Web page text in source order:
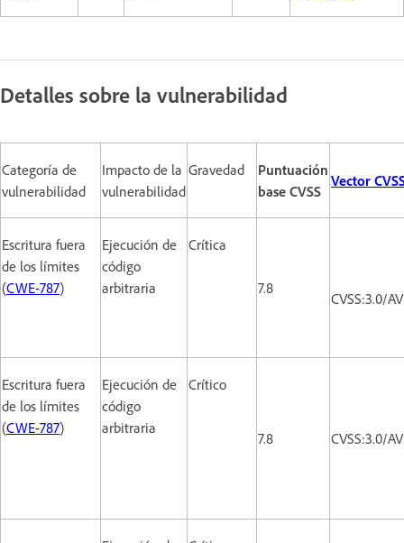
Detalles sobre la vulnerabilidad
Categoría de
vulnerabilidad
Impacto de la
vulnerabilidad
Gravedad
Puntuación
base CVSS
Vector
Escritura fuera
de los límites
(CWE-787)
Ejecución de
código
arbitraria
Crítica
7.8
CVSS:3.0/
Escritura fuera
de los límites
(CWE-787)
Ejecución de
código
arbitraria
Crítico
7.8 CVSS:3.0/